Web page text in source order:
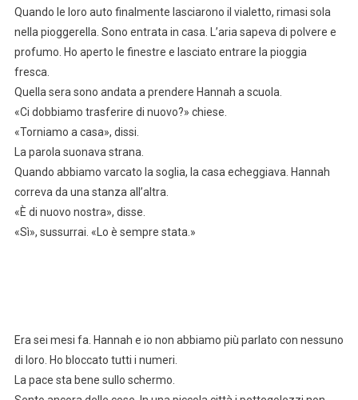
Quando le loro auto finalmente lasciarono il vialetto, rimasi sola
nella pioggerella. Sono entrata in casa. L’aria sapeva di polvere e
profumo. Ho aperto le finestre e lasciato entrare la pioggia
fresca.
Quella sera sono andata a prendere Hannah a scuola.
«Ci dobbiamo trasferire di nuovo?» chiese.
«Torniamo a casa», dissi.
La parola suonava strana.
Quando abbiamo varcato la soglia, la casa echeggiava. Hannah
correva da una stanza all’altra.
«È di nuovo nostra», disse.
«Sì», sussurrai. «Lo è sempre stata.»
Era sei mesi fa. Hannah e io non abbiamo più parlato con nessuno
di loro. Ho bloccato tutti i numeri.
La pace sta bene sullo schermo.